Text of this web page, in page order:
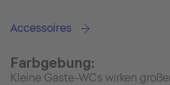
Accessoires
Farbgebung:
Kleine Gäste-WCs wirken